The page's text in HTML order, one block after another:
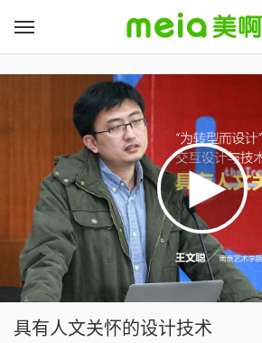
具有人文关怀的设计技术